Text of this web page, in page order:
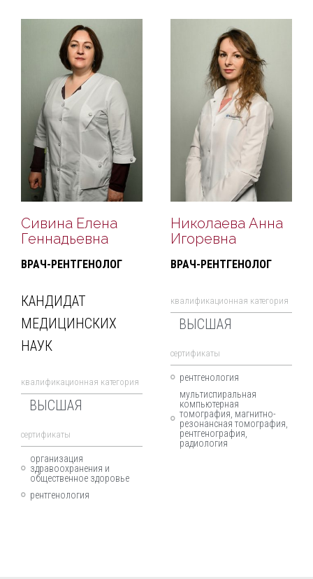
Сивина Елена
Геннадьевна
ВРАЧ-РЕНТГЕНОЛОГ
КАНДИДАТ
МЕДИЦИНСКИХ
НАУК
квалификационная категория
ВЫСШАЯ
cертификаты
организация
здравоохранения и
общественное здоровье
рентгенология
Николаева Анна
Игоревна
ВРАЧ-РЕНТГЕНОЛОГ
квалификационная категория
ВЫСШАЯ
cертификаты
рентгенология
мультиспиральная
компьютерная
томография, магнитно-
резонансная томография,
рентгенография,
радиология